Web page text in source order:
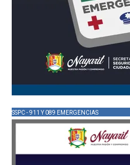
SSPC - 911 Y 089 EMERGENCIAS